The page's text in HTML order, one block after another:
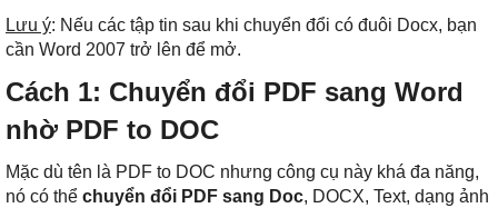
Lưu ý: Nếu các tập tin sau khi chuyển đổi có đuôi Docx, bạn
cần Word 2007 trở lên để mở.
Cách 1: Chuyển đổi PDF sang Word
nhờ PDF to DOC
Mặc dù tên là PDF to DOC nhưng công cụ này khá đa năng,
nó có thể chuyển đổi PDF sang Doc, DOCX, Text, dạng ảnh